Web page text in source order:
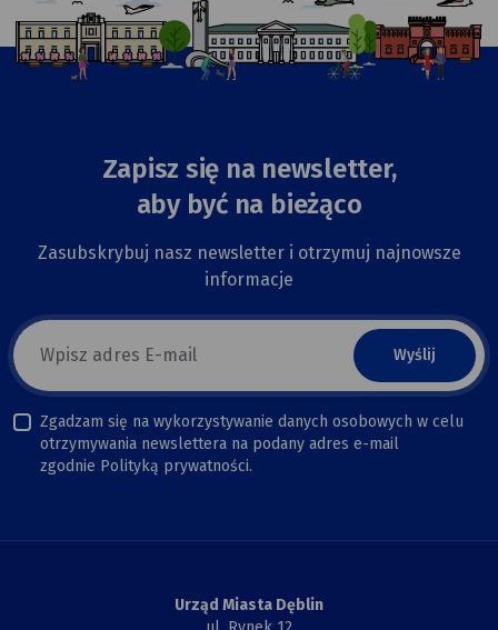
Zapisz się na newsletter,
aby być na bieżąco
Zasubskrybuj nasz newsletter i otrzymuj najnowsze
informacje
E-
mail
newsletter
Zgadzam się na wykorzystywanie danych osobowych w celu
otrzymywania newslettera na podany adres e-mail
zgodnie Polityką prywatności.
Urząd Miasta Dęblin